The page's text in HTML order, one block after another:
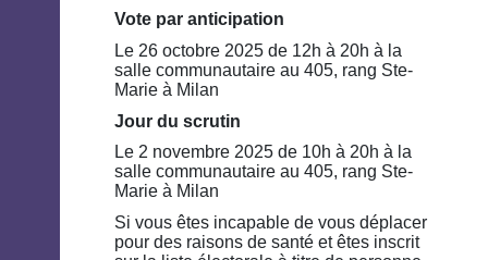
Vote par anticipation
Le 26 octobre 2025 de 12h à 20h à la
salle communautaire au 405, rang Ste-
Marie à Milan
Jour du scrutin
Le 2 novembre 2025 de 10h à 20h à la
salle communautaire au 405, rang Ste-
Marie à Milan
Si vous êtes incapable de vous déplacer
pour des raisons de santé et êtes inscrit